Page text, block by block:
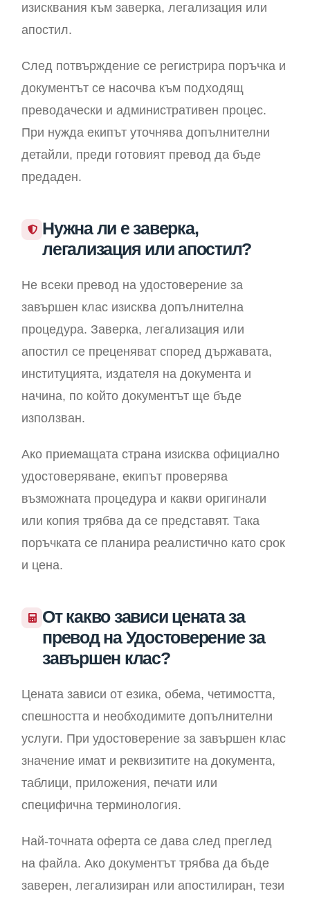
изисквания към заверка, легализация или
апостил.
След потвърждение се регистрира поръчка и
документът се насочва към подходящ
преводачески и административен процес.
При нужда екипът уточнява допълнителни
детайли, преди готовият превод да бъде
предаден.
Нужна ли е заверка,
легализация или апостил?
Не всеки превод на удостоверение за
завършен клас изисква допълнителна
процедура. Заверка, легализация или
апостил се преценяват според държавата,
институцията, издателя на документа и
начина, по който документът ще бъде
използван.
Ако приемащата страна изисква официално
удостоверяване, екипът проверява
възможната процедура и какви оригинали
или копия трябва да се представят. Така
поръчката се планира реалистично като срок
и цена.
От какво зависи цената за
превод на Удостоверение за
завършен клас?
Цената зависи от езика, обема, четимостта,
спешността и необходимите допълнителни
услуги. При удостоверение за завършен клас
значение имат и реквизитите на документа,
таблици, приложения, печати или
специфична терминология.
Най-точната оферта се дава след преглед
на файла. Ако документът трябва да бъде
заверен, легализиран или апостилиран, тези